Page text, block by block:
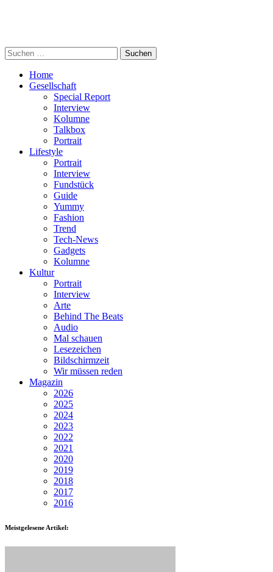
Suchen
nach:
Home
Gesellschaft
Special Report
Interview
Kolumne
Talkbox
Portrait
Lifestyle
Portrait
Interview
Fundstück
Guide
Yummy
Fashion
Trend
Tech-News
Gadgets
Kolumne
Kultur
Portrait
Interview
Arte
Behind The Beats
Audio
Mal schauen
Lesezeichen
Bildschirmzeit
Wir müssen reden
Magazin
2026
2025
2024
2023
2022
2021
2020
2019
2018
2017
2016
Meistgelesene Artikel: